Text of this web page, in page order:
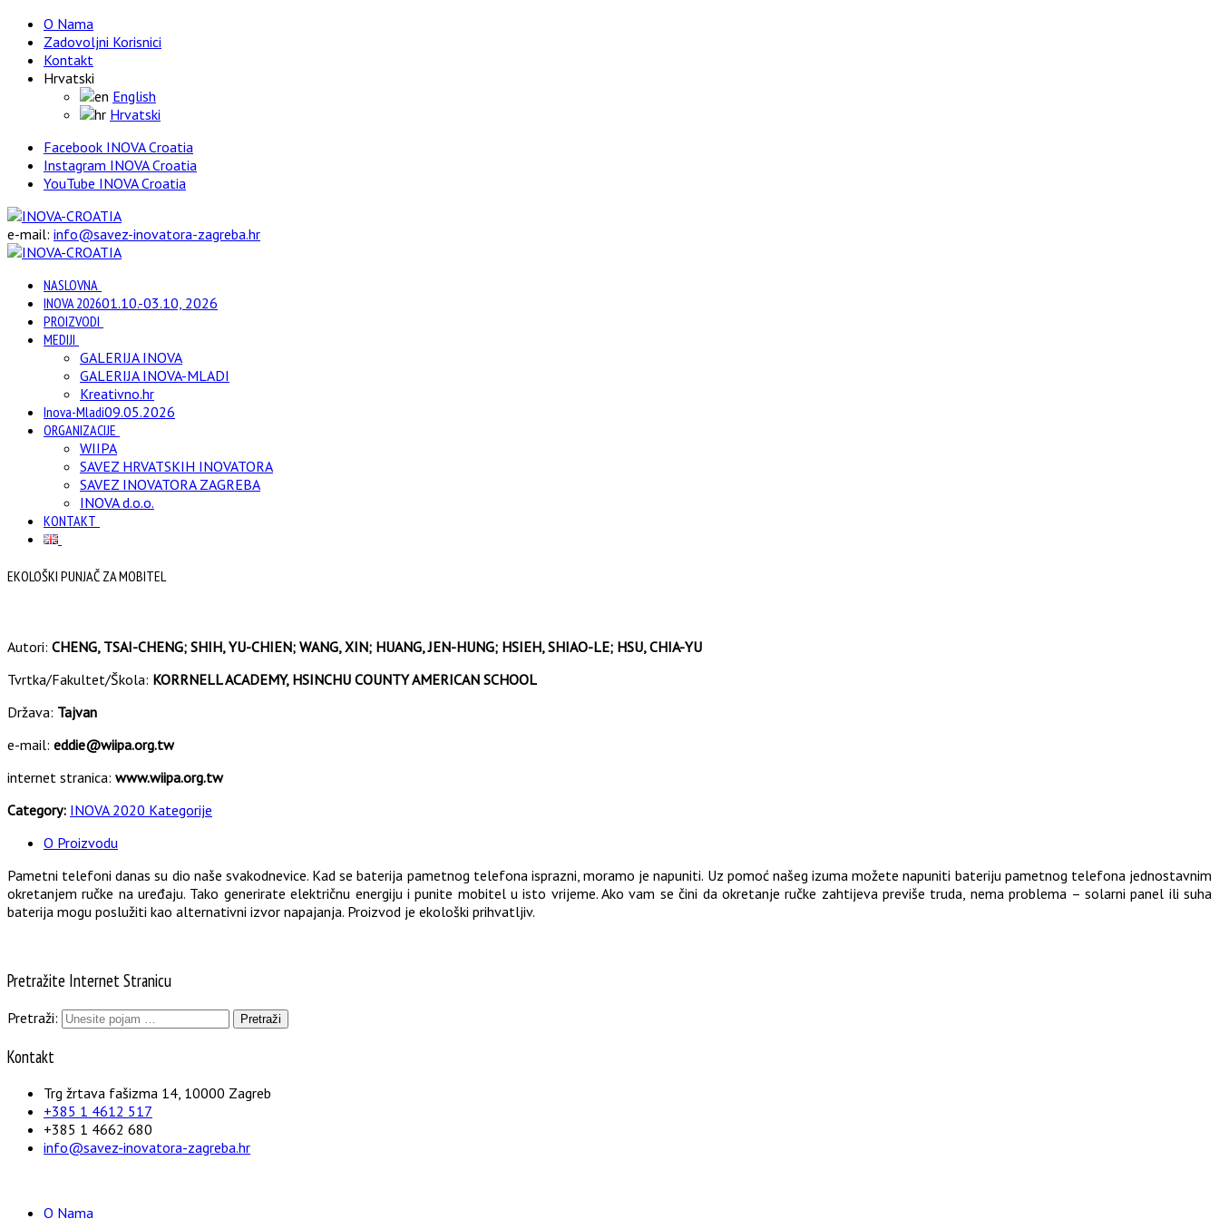
O Nama
Zadovoljni Korisnici
Kontakt
Hrvatski
English
Hrvatski
Facebook INOVA Croatia
Instagram INOVA Croatia
YouTube INOVA Croatia
e-mail: info@savez-inovatora-zagreba.hr
NASLOVNA
INOVA 202601.10.-03.10, 2026
PROIZVODI
MEDIJI
GALERIJA INOVA
GALERIJA INOVA-MLADI
Kreativno.hr
Inova-Mladi09.05.2026
ORGANIZACIJE
WIIPA
SAVEZ HRVATSKIH INOVATORA
SAVEZ INOVATORA ZAGREBA
INOVA d.o.o.
KONTAKT
EKOLOŠKI PUNJAČ ZA MOBITEL
Autori: CHENG, TSAI-CHENG; SHIH, YU-CHIEN; WANG, XIN; HUANG, JEN-HUNG; HSIEH, SHIAO-LE; HSU, CHIA-YU
Tvrtka/Fakultet/Škola: KORRNELL ACADEMY, HSINCHU COUNTY AMERICAN SCHOOL
Država: Tajvan
e-mail: eddie@wiipa.org.tw
internet stranica: www.wiipa.org.tw
Category: INOVA 2020 Kategorije
O Proizvodu
Pametni telefoni danas su dio naše svakodnevice. Kad se baterija pametnog telefona isprazni, moramo je napuniti. Uz pomoć našeg izuma možete napuniti bateriju pametnog telefona jednostavnim
okretanjem ručke na uređaju. Tako generirate električnu energiju i punite mobitel u isto vrijeme. Ako vam se čini da okretanje ručke zahtijeva previše truda, nema problema – solarni panel ili suha
baterija mogu poslužiti kao alternativni izvor napajanja. Proizvod je ekološki prihvatljiv.
Pretražite Internet Stranicu
Pretraži:
Kontakt
Trg žrtava fašizma 14, 10000 Zagreb
+385 1 4612 517
+385 1 4662 680
info@savez-inovatora-zagreba.hr
O Nama